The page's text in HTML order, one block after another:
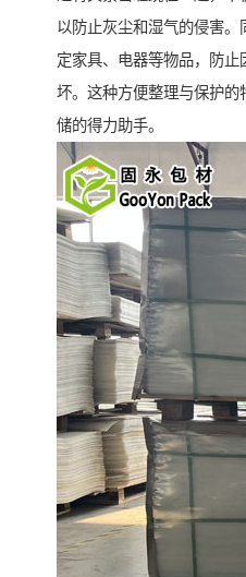
以防止灰尘和湿气的侵害。
定家具、电器等物品，防止
坏。这种方便整理与保护
储的得力助手。